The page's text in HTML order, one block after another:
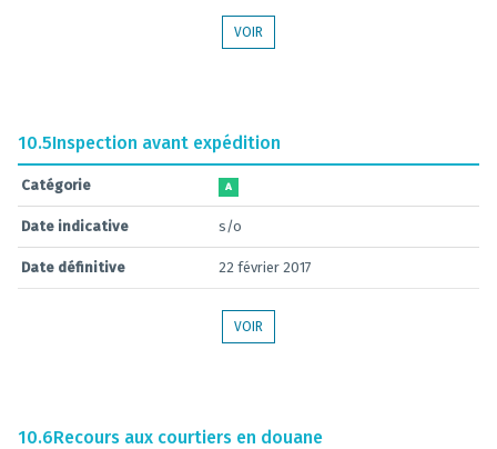
VOIR
10.5Inspection avant expédition
Catégorie A
Date indicative s/o
Date définitive 22 février 2017
VOIR
10.6Recours aux courtiers en douane